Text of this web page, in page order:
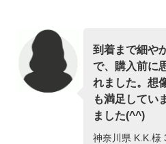
到着まで細や
で、購入前に
れました。想
も満足してい
ました(^^)
神奈川県 K.K.様